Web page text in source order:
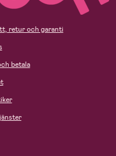
retur och garanti
betala